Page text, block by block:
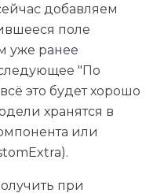
добавляем
поле
уже ранее
"По
это будет хорошо
хранятся в
или
при